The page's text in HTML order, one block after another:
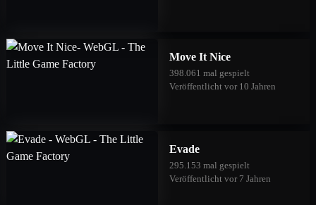
Move It Nice
398.061 mal gespielt
Veröffentlicht vor 10 Jahren
Evade
295.153 mal gespielt
Veröffentlicht vor 7 Jahren